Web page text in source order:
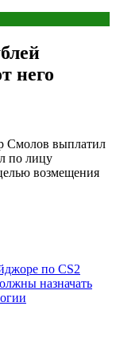
него
Смолов выплатил
по лицу
возмещения
по CS2
назначать